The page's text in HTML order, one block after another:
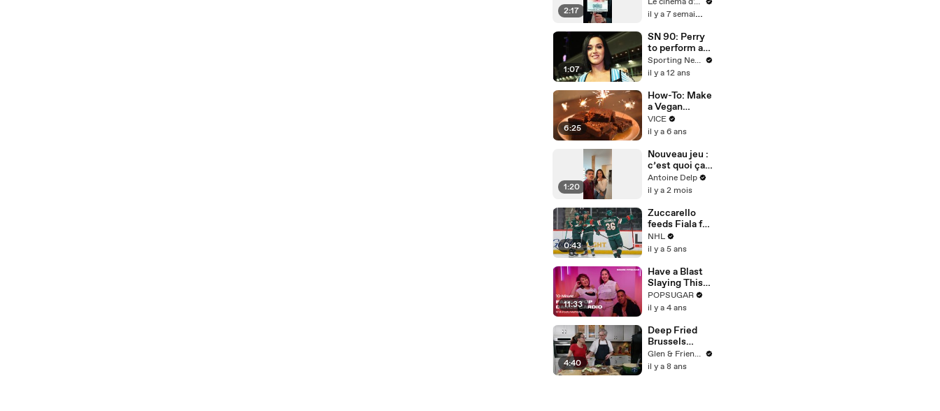
2:17 il y a 7 semaines
1:07
SN 90: Perry
to perform at
Super Bowl;
NFL fines
candlelight
vigil for
Gurley
Sporting News
il y a 12 ans
6:25
How-To: Make
a Vegan
Christmas
Dinner
VICE
il y a 6 ans
1:20
Nouveau jeu :
c’est quoi ça
😭
Antoine Delp
il y a 2 mois
0:43
Zuccarello
feeds Fiala for
Wild's OT
winner
NHL
il y a 5 ans
11:33
Have a Blast
Slaying This
10-Minute
Dance Cardio
Your Family
POPSUGAR
il y a 4 ans
4:40
Deep Fried
Brussels
Sprouts
Recipe
Glen & Friends Cooking Food
il y a 8 ans